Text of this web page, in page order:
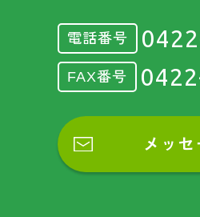
電話番号
FAX番号
メッ